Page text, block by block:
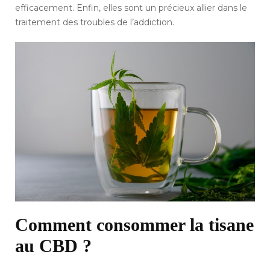
efficacement. Enfin, elles sont un précieux allier dans le
traitement des troubles de l’addiction.
Comment consommer la tisane
au CBD ?